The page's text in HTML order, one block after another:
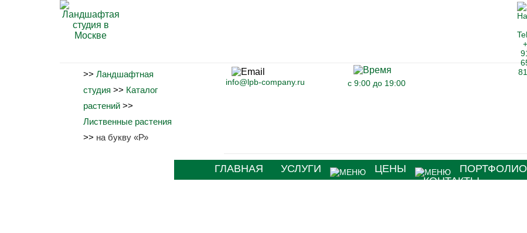
info@lpb-company.ru с 9:00 до 19:00
ГЛАВНАЯ УСЛУГИ ЦЕНЫ ПОРТФОЛИО
КОНТАКТЫ
>> Ландшафтная
студия >> Каталог
растений >>
Лиственные растения
>> на букву «Р»